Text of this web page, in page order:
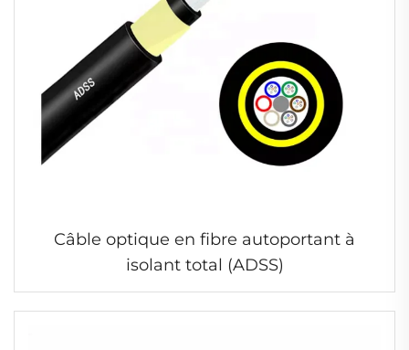
Câble optique en fibre autoportant à
isolant total (ADSS)